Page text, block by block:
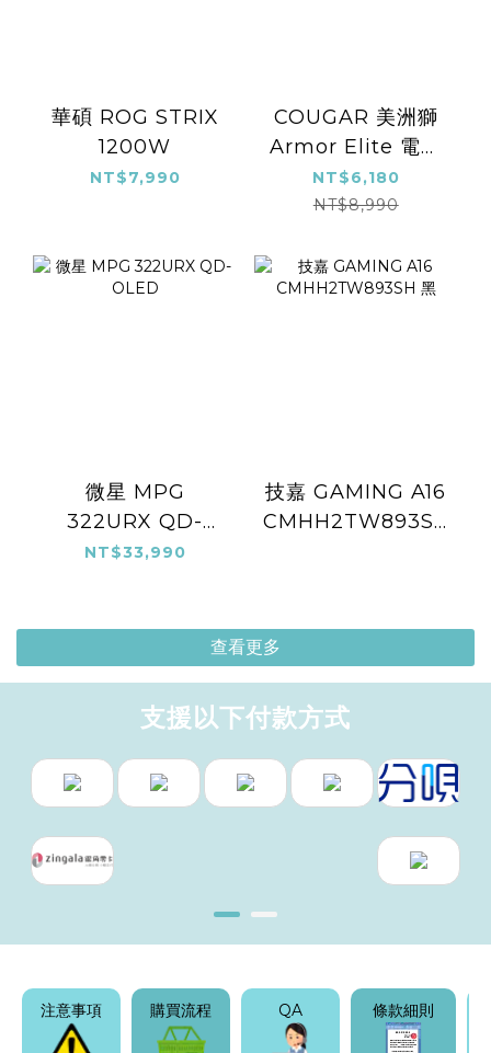
華碩 ROG STRIX
1200W
NT$7,990
COUGAR 美洲獅
Armor Elite 電競
椅
NT$6,180
NT$8,990
微星 MPG
322URX QD-
OLED
NT$33,990
技嘉 GAMING A16
CMHH2TW893SH
查看更多
支援以下付款方式
注意事項 購買流程 QA 條款細則